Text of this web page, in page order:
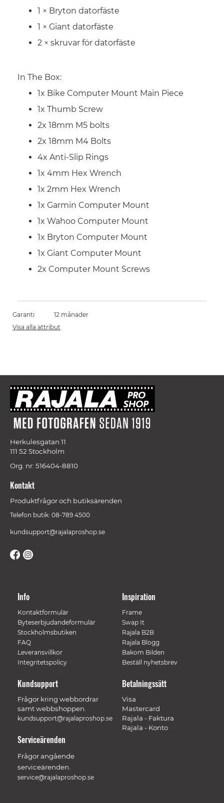
1 × Bryton datorfäste
1 × Giant datorfäste
2 × skruvar för datorfäste
In The Box:
1x Bike Computer Mount Main Piece
1x Thumb Screw
2x 18mm M5 bolts
2x 18mm M4 Bolts
4x Anti-Slip Rings
1x 4mm Hex Wrench
1x 2mm Hex Wrench
1x Garmin Computer Mount
1x Wahoo Computer Mount
1x Bryton Computer Mount
1x Giant Computer Mount
2x Computer Mount Screws
Garanti
12 månader
Visa alla attribut
Herkulesgatan 11
111 52 Stockholm
Org. nr: 516404-8810
Kontakt
Produktfrågor och butiksärenden
Telefon butik: 08-789 4500
kundsupport@rajalaproshop.se
Info
Kontaktformulär
Byteserbjudandeformulär
Stockholmsbutiken
FAQ
Leveransvillkor
Integritetspolicy
Inspiration
Frame
Swap It
Rajala B2B
Rajala Blogg
Bakom Bilden
Beställ nyhetsbrev
Betalningssätt
Visa
Mastercard
Rajala - Faktura
Rajala - Konto
Kundsupport
Frågor kring webbordrar
samt webbshoppen.
kundsupport@rajalaproshop.se
Serviceärenden
Frågor angående
serviceärenden.
service@rajalaproshop.se